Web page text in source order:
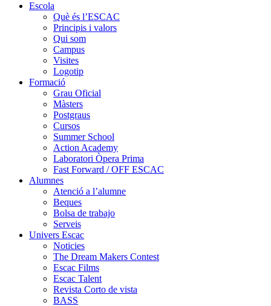
Escola
Què és l’ESCAC
Principis i valors
Qui som
Campus
Visites
Logotip
Formació
Grau Oficial
Màsters
Postgraus
Cursos
Summer School
Action Academy
Laboratori Òpera Prima
Fast Forward / OFF ESCAC
Alumnes
Atenció a l’alumne
Beques
Bolsa de trabajo
Serveis
Univers Escac
Noticies
The Dream Makers Contest
Escac Films
Escac Talent
Revista Corto de vista
BASS